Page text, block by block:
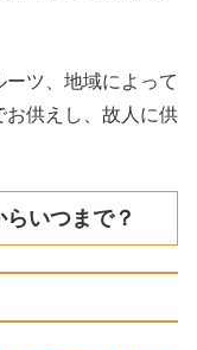
ツ、地域によって
お供えし、故人に供
いつまで？